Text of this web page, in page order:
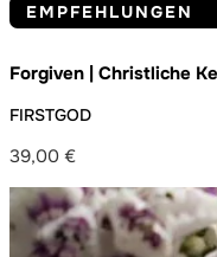
EMPFEHLUNGEN
Forgiven | Christliche
FIRSTGOD
39,00 €